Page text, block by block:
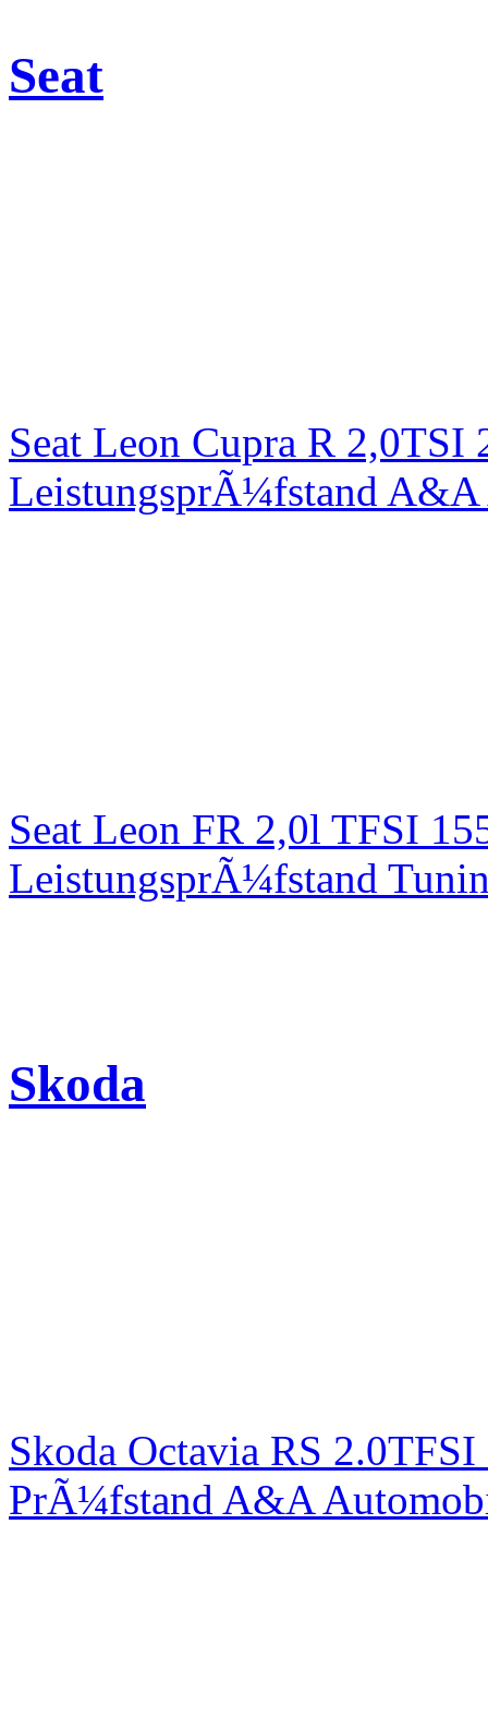
Seat
Seat Leon Cupra R
LeistungsprÃ¼fstand
Seat Leon FR 2,0l TFSI
LeistungsprÃ¼fstand
Skoda
Skoda Octavia RS
PrÃ¼fstand A&A